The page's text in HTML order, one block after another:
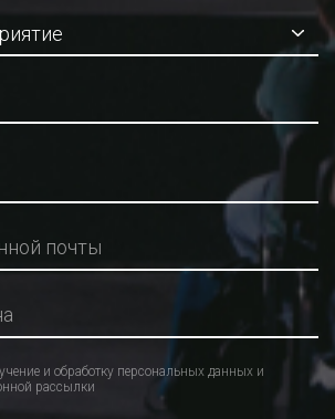
и обработку персональных данных и
рассылки